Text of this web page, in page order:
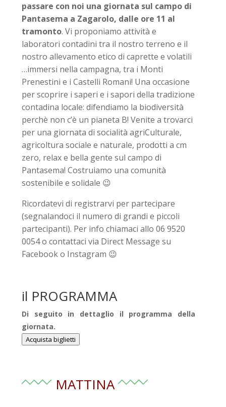
passare con noi una giornata sul campo di
Pantasema a Zagarolo, dalle ore 11 al
tramonto. Vi proponiamo attività e
laboratori contadini tra il nostro terreno e il
nostro allevamento etico di caprette e volatili
…immersi nella campagna, tra i Monti
Prenestini e i Castelli Romani! Una occasione
per scoprire i saperi e i sapori della tradizione
contadina locale: difendiamo la biodiversità
perchè non c’è un pianeta B! Venite a trovarci
per una giornata di socialità agriCulturale,
agricoltura sociale e naturale, prodotti a cm
zero, relax e bella gente sul campo di
Pantasema! Costruiamo una comunità
sostenibile e solidale 😉
Ricordatevi di registrarvi per partecipare
(segnalandoci il numero di grandi e piccoli
partecipanti). Per info chiamaci allo 06 9520
0054 o contattaci via Direct Message su
Facebook o Instagram 😉
il PROGRAMMA
Di seguito in dettaglio il programma della
giornata.
Acquista biglietti
MATTINA